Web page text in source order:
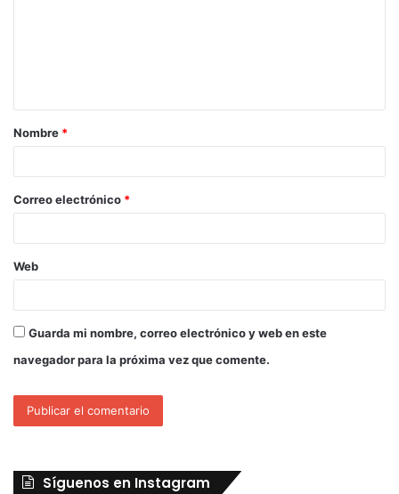
Nombre *
Correo electrónico *
Web
Guarda mi nombre, correo electrónico y web en este
navegador para la próxima vez que comente.
Síguenos en Instagram